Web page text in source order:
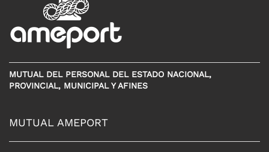
MUTUAL DEL PERSONAL DEL ESTADO NACIONAL,
PROVINCIAL, MUNICIPAL Y AFINES
MUTUAL AMEPORT